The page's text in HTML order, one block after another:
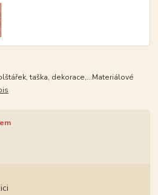
taška, dekorace,...Materiálové